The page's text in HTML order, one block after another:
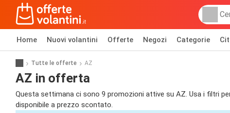
Home Nuovi volantini Offerte Negozi Categorie
Tutte le offerte AZ
AZ in offerta
Questa settimana ci sono 9 promozioni attive su AZ. Usa i filtri
disponibile a prezzo scontato.